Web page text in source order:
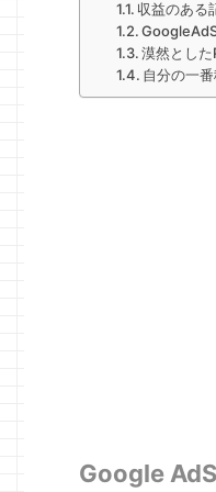
収益のある
漠然とし
自分の一
Google